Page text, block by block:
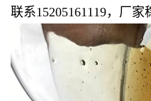
联系15205161119，厂家